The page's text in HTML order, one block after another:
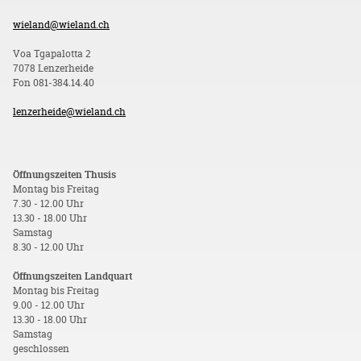
wieland@wieland.ch
Voa Tgapalotta 2
7078 Lenzerheide
Fon 081-384.14.40
lenzerheide@wieland.ch
Öffnungszeiten Thusis
Montag bis Freitag
7.30 - 12.00 Uhr
13.30 - 18.00 Uhr
Samstag
8.30 - 12.00 Uhr
Öffnungszeiten Landquart
Montag bis Freitag
9.00 - 12.00 Uhr
13.30 - 18.00 Uhr
Samstag
geschlossen